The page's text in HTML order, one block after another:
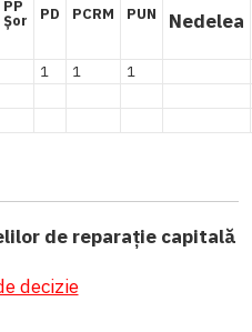
PP
Șor PD PCRM PUN Nedelea
1 1
1
de reparație capitală
decizie